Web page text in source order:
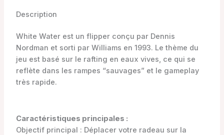
Description
White Water est un flipper conçu par Dennis
Nordman et sorti par Williams en 1993. Le thème du
jeu est basé sur le rafting en eaux vives, ce qui se
reflète dans les rampes “sauvages” et le gameplay
très rapide.
Caractéristiques principales :
Objectif principal : Déplacer votre radeau sur la